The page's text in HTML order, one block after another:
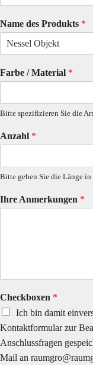
Name des Produkts *
Farbe / Material *
Bitte spezifizieren Sie die
Anzahl *
Bitte geben Sie die Länge
Ihre Anmerkungen *
Checkboxen *
Ich bin damit
Kontaktformular zur
Anschlussfragen
Mail an